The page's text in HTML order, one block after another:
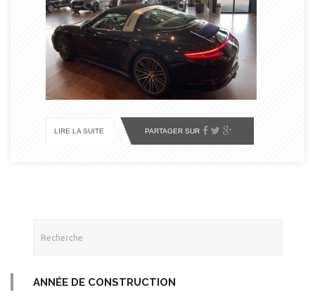
LIRE LA SUITE PARTAGER SUR
ANNÉE DE CONSTRUCTION